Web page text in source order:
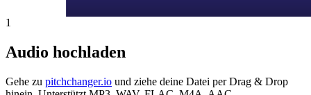
1
Audio hochladen
Gehe zu pitchchanger.io und ziehe deine Datei per Drag & Drop